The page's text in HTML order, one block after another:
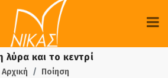
λύρα και το κεντρί
Αρχική Ποίηση